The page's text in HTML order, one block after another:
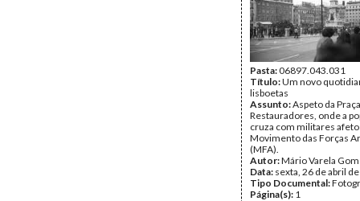
Pasta:06897.043.031
Título:Um novo
lisboetas
Assunto:Aspeto da
Restauradores, onde a
cruza com militares
Movimento das Forças
(MFA).
Autor:Mário Varela
Data: sexta, 26 de abril
Tipo Documental:
Página(s): 1